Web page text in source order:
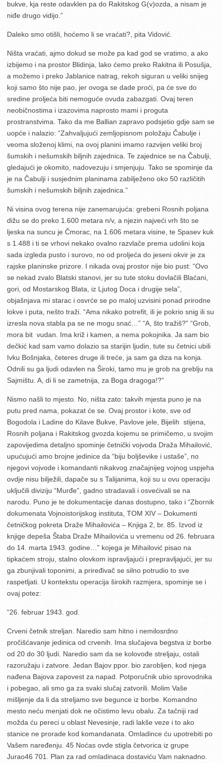
bukve, kja reste odavklen pa do Rakitskog G(v)ozda, a nisam je
niđe drugo vidijo.”
Daleko smo otišli, hoćemo li se vraćati?, pita Vidović.
Ništa vraćati, ajmo dokud se može pa kad god se vratimo, a ako
izbijemo i na prostor Blidinja, lako ćemo preko Rakitna ili Posušja,
a možemo i preko Jablanice natrag, rekoh siguran u veliki snijeg
koji samo što nije pao, jer ovoga se dade proći, pa će sve do
sredine proljeća biti nemoguće ovuda zabazgati. Ovaj teren
neobičnostima i izazovima naprosto mami i proguta
prostranstvima. Tako da me Ballian zapravo podsjetio gdje sam se
uopće i nalazio: “Zahvaljujući zemljopisnom položaju Čabulje i
veoma složenoj klimi, na ovoj planini imamo razvijen veliki broj
šumskih i nešumskih biljnih zajednica. Te zajednice se na Čabulji,
gledajući je okomito, nadovezuju i smjenjuju. Tako se spominje da
je na Čabulji i susjednim planinama zabilježeno oko 50 različitih
šumskih i nešumskih biljnih zajednica.”
Ni visina ovog terena nije zanemarujuća: grebeni Rosnih poljana
dižu se do preko 1.600 metara n/v, a njezin najveći vrh što se
ljeska na suncu je Čmorac, na 1.606 metara visine, te Spasev kuk
s 1.488 i ti se vrhovi nekako ovalno razvlače prema udolini koja
sada izgleda pusto i surovo, no od proljeća do jeseni okvir je za
rajske planinske prizore. I nikada ovaj prostor nije bio pust: “Ovo
se nekad zvalo Blatski stanovi, jer su tute stoku dovlačili Blaćani,
gori, od Mostarskog Blata, iz Ljutog Doca i drugije sela”,
objašnjava mi starac i osvrće se po maloj uzvisini ponad prirodne
lokve i puta, nešto traži. “Ama nikako potrefit, ili je pokrio snig ili su
izresla nova stabla pa se ne mogu snać…” “A, što tražiš?” “Grob,
mora bit vudan. Ima križ i kamen, a nema pokojnika. Ja sam bio
dečkić kad sam vamo dolazio sa starijin ljudin, tute su četnici ubili
Ivku Bošnjaka, četeres druge ili treće, ja sam ga diza na konja.
Odnili su ga ljudi odavlen na Široki, tamo mu je grob na greblju na
Sajmištu. A, di li se zametnija, za Boga dragoga!?”
Nismo našli to mjesto. No, ništa zato: takvih mjesta puno je na
putu pred nama, pokazat će se. Ovaj prostor i kote, sve od
Bogodola i Ladine do Kilave Bukve, Pavlove jele, Bijelih stijena,
Rosnih poljana i Rakitskog gvozda kojemu se primičemo, u svojim
zapovijedima detaljno spominje četnički vojvoda Draža Mihailović,
upućujući amo brojne jedinice da “biju boljševike i ustaše”, no
njegovi vojvode i komandanti nikakvog značajnijeg vojnog uspjeha
ovdje nisu bilježili, dapače su s Talijanima, koji su u ovu operaciju
uključili diviziju “Murđe”, gadno stradavali i osvećivali se na
narodu. Puno je te dokumentacije danas dostupno, tako i “Zbornik
dokumenata Vojnoistorijskog instituta, TOM XIV – Dokumenti
četničkog pokreta Draže Mihailovića – Knjiga 2, br. 85. Izvod iz
knjige depeša Štaba Draže Mihailovića u vremenu od 26. februara
do 14. marta 1943. godine…” kojega je Mihailović pisao na
tipkaćem stroju, stalno olovkom ispravljajući i prepravljajući, jer su
ga zbunjivali toponimi, a priređivač se silno potrudio to sve
raspetljati. U kontekstu operacija širokih razmjera, spominje se i
ovaj potez:
“26. februar 1943. god.
Crveni četnik streljan. Naredio sam hitno i nemilosrdno
pročišćavanje jedinica od crvenih. Ima slučajeva begstva iz borbe
od 20 do 30 ljudi. Naredio sam da se kolovođe streljaju, ostali
razoružaju i zatvore. Jedan Bajov ppor. bio zarobljen, kod njega
nađena Bajova zapovest za napad. Potporučnik ubio sprovodnika
i pobegao, ali smo ga za svaki slučaj zatvorili. Molim Vaše
mišljenje da li da streljamo sve begunce iz borbe. Komandno
mesto neću menjati dok ne očistimo levu obalu. Za tačniji rad
možda ću pereci u oblast Nevesinje, radi lakše veze i to ako
stanice ne prorade kod komandanata. Omladince ću upotrebiti po
Vašem naređenju. 45 Noćas ovde stigla četvorica iz grupe
Jurao46 701. Plan za rad omladinaca dostaviću Vam naknadno.